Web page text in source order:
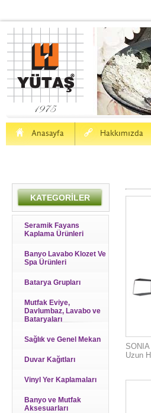
Anasayfa
H Hakkımızda
a
KATEGORİLER
Seramik Fayans
Kaplama Ürünleri
Banyo Lavabo Klozet Ve
Spa Ürünleri
Batarya Grupları
Mutfak Eviye,
Davlumbaz, Lavabo ve
Bataryaları
Sağlık ve Genel Mekan
Duvar Kağıtları
Vinyl Yer Kaplamaları
Banyo ve Mutfak
Aksesuarları
SONIA
Uzun